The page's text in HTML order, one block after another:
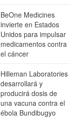
BeOne Medicines
invierte en Estados
Unidos para impulsar
medicamentos contra
el cáncer
Hilleman Laboratories
desarrollará y
producirá dosis de
una vacuna contra el
ébola Bundibugyo